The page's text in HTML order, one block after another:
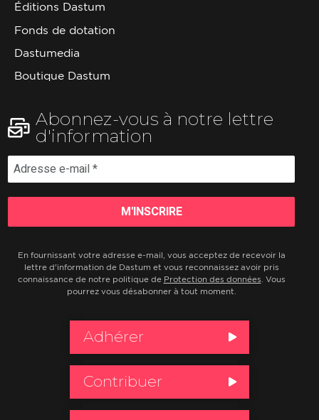
Éditions Dastum
Fonds de dotation
Dastumedia
Boutique Dastum
Abonnez-vous à notre lettre
d'information
En fournissant votre adresse e-mail, vous acceptez de recevoir la
lettre d'information de Dastum et vous reconnaissez avoir pris
connaissance de notre politique de Protection des données . Vous
pourrez vous désabonner à tout moment.
Adhérer
Contribuer